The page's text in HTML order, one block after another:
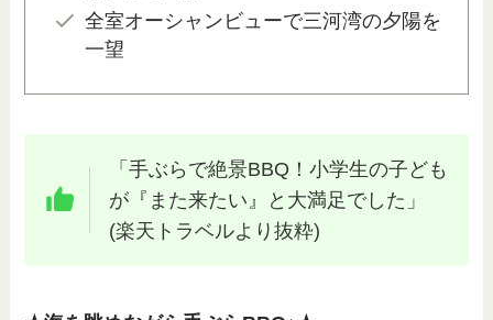
全室オーシャンビューで三河湾の夕陽を
一望
「手ぶらで絶景BBQ！小学生の子ども
が『また来たい』と大満足でした」
(楽天トラベルより抜粋)